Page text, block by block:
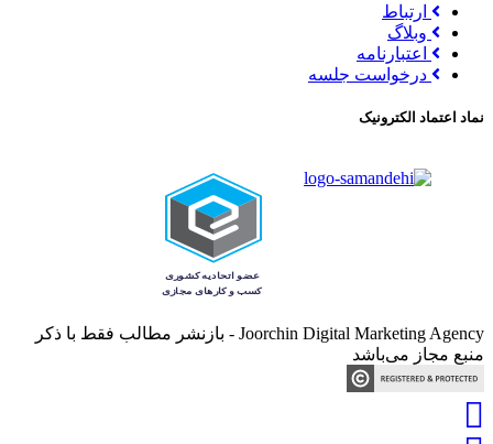
ارتباط
وبلاگ
اعتبارنامه
درخواست جلسه
نماد اعتماد الکترونیک
Joorchin Digital Marketing Agency - بازنشر مطالب فقط با ذکر
منبع مجاز می‌باشد